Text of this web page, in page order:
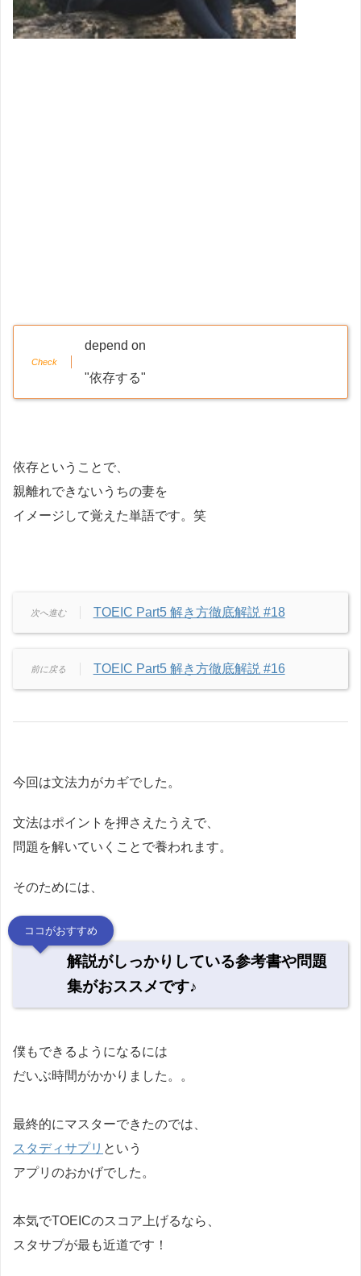
depend on
"依存する"
依存ということで、
親離れできないうちの妻を
イメージして覚えた単語です。笑
TOEIC Part5 解き方徹底解説 #18
TOEIC Part5 解き方徹底解説 #16
今回は文法力がカギでした。
文法はポイントを押さえたうえで、
問題を解いていくことで養われます。
そのためには、
ココがおすすめ
解説がしっかりしている参考書や問題
集がおススメです♪
僕もできるようになるには
だいぶ時間がかかりました。。
最終的にマスターできたのでは、
スタディサプリ という
アプリのおかげでした。
本気でTOEICのスコア上げるなら、
スタサプが最も近道です！